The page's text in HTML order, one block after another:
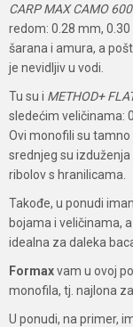
CARP MAX CAMO
redom: 0.28 mm,
šarana i amura, a
je nevidljiv u vodi.
Tu su i METHOD+
sledećim veličinama:
Ovi monofili su
srednjeg su
ribolov s hranilicama.
Takođe, u ponudi
bojama i veličinama,
idealna za daleka
Formaxvam u ovoj
monofila, tj. najlona
U ponudi, na primer,